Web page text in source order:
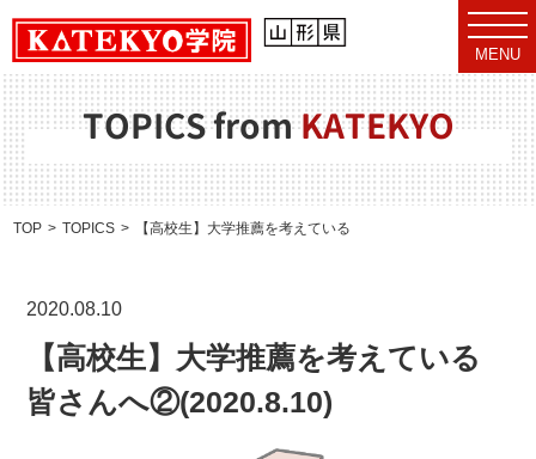
t
o
g
g
l
e
n
v
i
g
MENU
TOPICS fromKATEKYO
TOP TOPICS 【高校生】大学推薦を考えている皆さんへ②(2020.8.10)
2020.08.10
【高校生】大学推薦を考えている
皆さんへ②(2020.8.10)